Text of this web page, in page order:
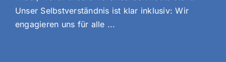
Unser Selbstverständnis ist klar inklusiv: Wir
engagieren uns für alle ...